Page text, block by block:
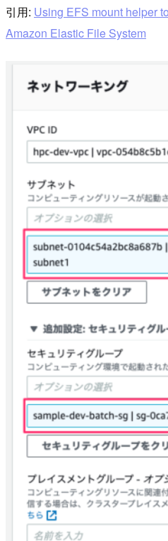
引用: Using EFS mount helper
Amazon Elastic File System